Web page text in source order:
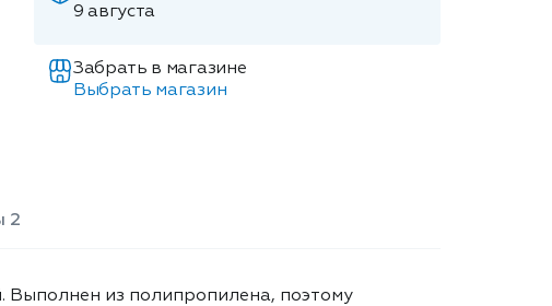
9 августа
Забрать в магазине
Выбрать магазин
2
Выполнен из полипропилена, поэтому